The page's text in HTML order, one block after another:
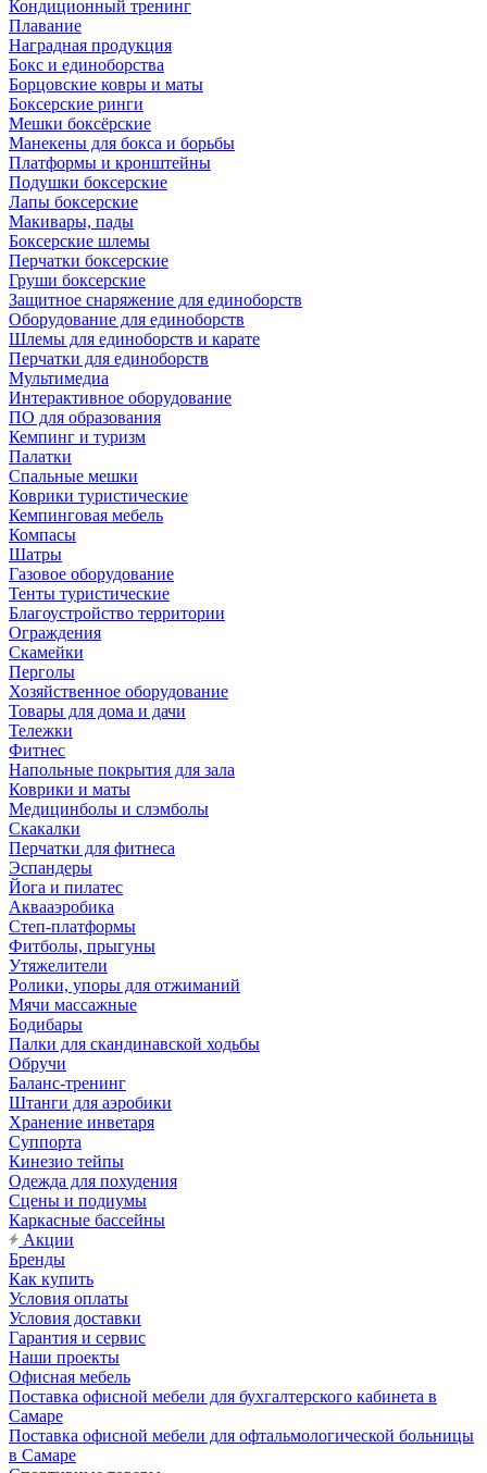
Кондиционный тренинг
Плавание
Наградная продукция
Бокс и единоборства
Борцовские ковры и маты
Боксерские ринги
Мешки боксёрские
Манекены для бокса и борьбы
Платформы и кронштейны
Подушки боксерские
Лапы боксерские
Макивары, пады
Боксерские шлемы
Перчатки боксерские
Груши боксерские
Защитное снаряжение для единоборств
Оборудование для единоборств
Шлемы для единоборств и карате
Перчатки для единоборств
Мультимедиа
Интерактивное оборудование
ПО для образования
Кемпинг и туризм
Палатки
Спальные мешки
Коврики туристические
Кемпинговая мебель
Компасы
Шатры
Газовое оборудование
Тенты туристические
Благоустройство территории
Ограждения
Скамейки
Перголы
Хозяйственное оборудование
Товары для дома и дачи
Тележки
Фитнес
Напольные покрытия для зала
Коврики и маты
Медицинболы и слэмболы
Скакалки
Перчатки для фитнеса
Эспандеры
Йога и пилатес
Аквааэробика
Степ-платформы
Фитболы, прыгуны
Утяжелители
Ролики, упоры для отжиманий
Мячи массажные
Бодибары
Палки для скандинавской ходьбы
Обручи
Баланс-тренинг
Штанги для аэробики
Хранение инветаря
Суппорта
Кинезио тейпы
Одежда для похудения
Сцены и подиумы
Каркасные бассейны
Акции
Бренды
Как купить
Условия оплаты
Условия доставки
Гарантия и сервис
Наши проекты
Офисная мебель
Поставка офисной мебели для бухгалтерского кабинета в
Самаре
Поставка офисной мебели для офтальмологической больницы
в Самаре